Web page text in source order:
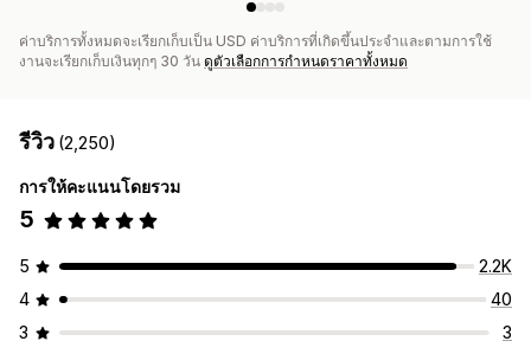
ค่าบริการทั้งหมดจะเรียกเก็บเป็น USD ค่าบริการที่เกิดขึ้นประจำและตามการใช้
งานจะเรียกเก็บเงินทุกๆ 30 วัน ดูตัวเลือกการกำหนดราคาทั้งหมด
รีวิว (2,250)
การให้คะแนนโดยรวม
5
5
2.2K
4
40
3
3